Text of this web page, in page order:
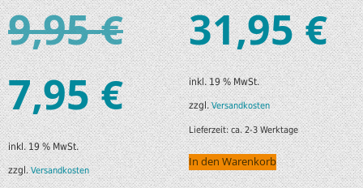
9,95€
7,95€
inkl. 19 % MwSt.
zzgl.Versandkosten
31,95€
inkl. 19 % MwSt.
zzgl.Versandkosten
Lieferzeit:ca. 2-3 Werktage
In den Warenkorb